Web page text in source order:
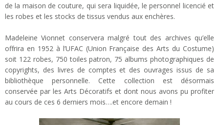
de la maison de couture, qui sera liquidée, le personnel licencié et
les robes et les stocks de tissus vendus aux enchères.
Madeleine Vionnet conservera malgré tout des archives qu’elle
offrira en 1952 à l’UFAC (Union Française des Arts du Costume)
soit 122 robes, 750 toiles patron, 75 albums photographiques de
copyrights, des livres de comptes et des ouvrages issus de sa
bibliothèque personnelle. Cette collection est désormais
conservée par les Arts Décoratifs et dont nous avons pu profiter
au cours de ces 6 derniers mois….et encore demain !